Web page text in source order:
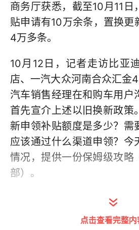
商务厅获悉，截至10月11日
贴申请有10万余条，置换更
4万多条。
10月12日，记者走访比亚
店、一汽大众河南合众汇金
汽车销售经理在和购车用户
首先宣介上述以旧换新政策
新申领补贴额度是多少？需
应该通过什么渠道申领？今
情况，提供一份保姆级攻略
部）。
河南购车用户提前做足功课
点击查看完整